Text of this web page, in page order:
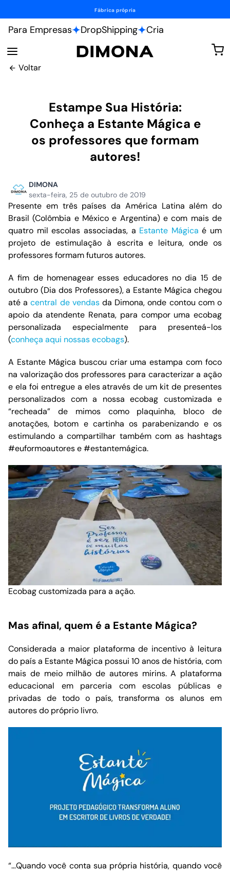
Fábrica própria
Para Empresas DropShipping Cria
Voltar
Estampe Sua História:
Conheça a Estante Mágica e
os professores que formam
autores!
DIMONA
sexta-feira, 25 de outubro de 2019
Presente em três países da América Latina além do
Brasil (Colômbia e México e Argentina) e com mais de
quatro mil escolas associadas, a Estante Mágica é um
projeto de estimulação à escrita e leitura, onde os
professores formam futuros autores.
A fim de homenagear esses educadores no dia 15 de
outubro (Dia dos Professores), a Estante Mágica chegou
até acentral de vendasda Dimona, onde contou com o
apoio da atendente Renata, para compor uma ecobag
personalizada especialmente para presenteá-los
(conheça aqui nossas ecobags).
A Estante Mágica buscou criar uma estampa com foco
na valorização dos professores para caracterizar a ação
e ela foi entregue a eles através de um kit de presentes
personalizados com a nossa ecobag customizada e
“recheada” de mimos como plaquinha, bloco de
anotações, botom e cartinha os parabenizando e os
estimulando a compartilhar também com as hashtags
#euformoautores e #estantemágica.
Ecobag customizada para a ação.
Mas afinal, quem é a Estante Mágica?
Considerada a maior plataforma de incentivo à leitura
do país a Estante Mágica possui 10 anos de história, com
mais de meio milhão de autores mirins. A plataforma
educacional em parceria com escolas públicas e
privadas de todo o país, transforma os alunos em
autores do próprio livro.
“…Quando você conta sua própria história, quando você